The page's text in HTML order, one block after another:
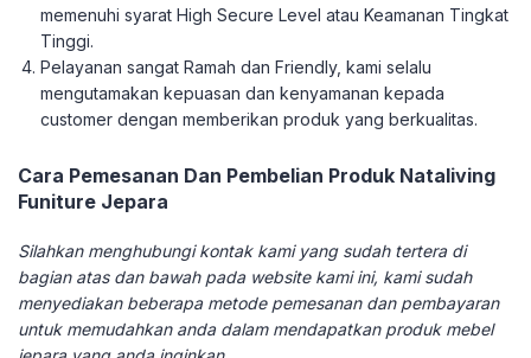
memenuhi syarat High Secure Level atau Keamanan Tingkat
Tinggi.
Pelayanan sangat Ramah dan Friendly, kami selalu
mengutamakan kepuasan dan kenyamanan kepada
customer dengan memberikan produk yang berkualitas.
Cara Pemesanan Dan Pembelian Produk Nataliving
Funiture Jepara
Silahkan menghubungi kontak kami yang sudah tertera di
bagian atas dan bawah pada website kami ini, kami sudah
menyediakan beberapa metode pemesanan dan pembayaran
untuk memudahkan anda dalam mendapatkan produk mebel